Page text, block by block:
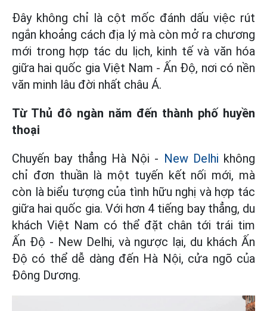
Đây không chỉ là cột mốc đánh dấu việc rút
ngắn khoảng cách địa lý mà còn mở ra chương
mới trong hợp tác du lịch, kinh tế và văn hóa
giữa hai quốc gia Việt Nam - Ấn Độ, nơi có nền
văn minh lâu đời nhất châu Á.
Từ Thủ đô ngàn năm đến thành phố huyền
thoại
Chuyến bay thẳng Hà Nội - New Delhi không
chỉ đơn thuần là một tuyến kết nối mới, mà
còn là biểu tượng của tình hữu nghị và hợp tác
giữa hai quốc gia. Với hơn 4 tiếng bay thẳng, du
khách Việt Nam có thể đặt chân tới trái tim
Ấn Độ - New Delhi, và ngược lại, du khách Ấn
Độ có thể dễ dàng đến Hà Nội, cửa ngõ của
Đông Dương.